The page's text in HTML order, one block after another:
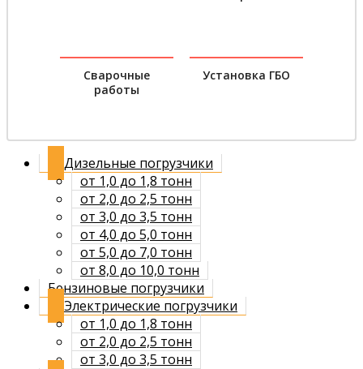
Сварочные
работы
Установка ГБО
Дизельные погрузчики
от 1,0 до 1,8 тонн
от 2,0 до 2,5 тонн
от 3,0 до 3,5 тонн
от 4,0 до 5,0 тонн
от 5,0 до 7,0 тонн
от 8,0 до 10,0 тонн
Бензиновые погрузчики
Электрические погрузчики
от 1,0 до 1,8 тонн
от 2,0 до 2,5 тонн
от 3,0 до 3,5 тонн